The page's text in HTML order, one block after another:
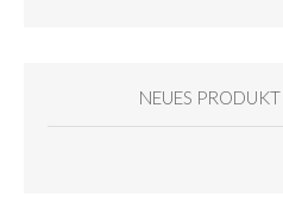
NEUES